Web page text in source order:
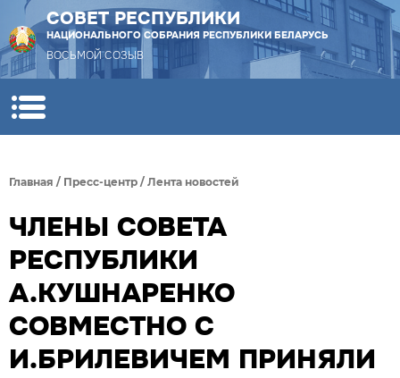
СОВЕТ РЕСПУБЛИКИ
НАЦИОНАЛЬНОГО СОБРАНИЯ РЕСПУБЛИКИ БЕЛАРУСЬ
ВОСЬМОЙ СОЗЫВ
Главная / Пресс-центр / Лента новостей
ЧЛЕНЫ СОВЕТА
РЕСПУБЛИКИ
А.КУШНАРЕНКО
СОВМЕСТНО С
И.БРИЛЕВИЧЕМ ПРИНЯЛИ